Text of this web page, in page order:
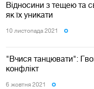
Відносини з тещею та
як їх уникати
10 листопада 2021
"Вчися танцювати":
конфлікт
6 жовтня 2021